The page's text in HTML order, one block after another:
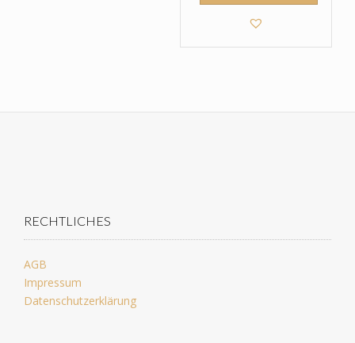
RECHTLICHES
AGB
Impressum
Datenschutzerklärung